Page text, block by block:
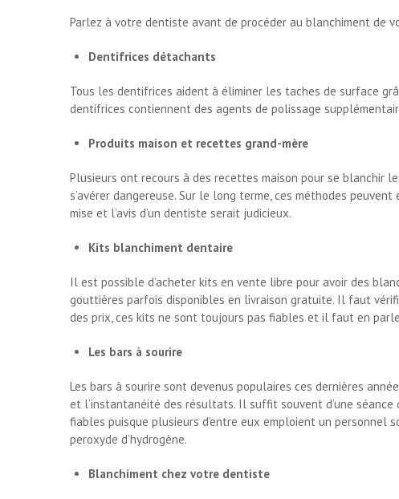
Parlez à votre dentiste avant de procéder au blanchiment de
Dentifrices détachants
Tous les dentifrices aident à éliminer les taches de surface
dentifrices contiennent des agents de polissage
Produits maison et recettes grand-mère
Plusieurs ont recours à des recettes maison pour se blanchir
s’avérer dangereuse. Sur le long terme, ces méthodes
mise et l’avis d’un dentiste serait judicieux.
Kits blanchiment dentaire
Il est possible d’acheter kits en vente libre pour avoir des
gouttières parfois disponibles en livraison gratuite. Il faut
des prix, ces kits ne sont toujours pas fiables et il faut en
Les bars à sourire
Les bars à sourire sont devenus populaires ces dernières
et l’instantanéité des résultats. Il suffit souvent d’une
fiables puisque plusieurs d’entre eux emploient un
peroxyde d’hydrogène.
Blanchiment chez votre dentiste